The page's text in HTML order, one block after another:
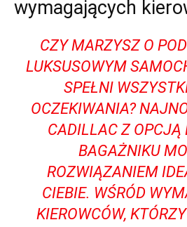
wymagających
CZY MARZYSZ O
LUKSUSOWYM
SPEŁNI
OCZEKIWANIA?
CADILLAC Z OPCJĄ
BAGAŻNIKU
⁣ROZWIĄZANIEM‌
CIEBIE. WŚRÓD
KIEROWCÓW,